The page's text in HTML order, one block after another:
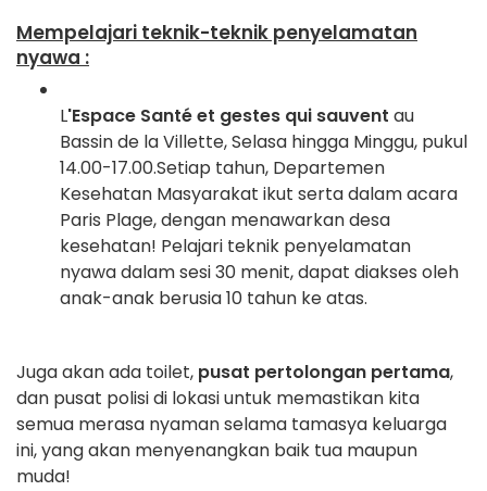
Mempelajari teknik-teknik penyelamatan
nyawa :
L'Espace Santé et gestes qui sauvent au
Bassin de la Villette, Selasa hingga Minggu, pukul
14.00-17.00.Setiap tahun, Departemen
Kesehatan Masyarakat ikut serta dalam acara
Paris Plage, dengan menawarkan desa
kesehatan! Pelajari teknik penyelamatan
nyawa dalam sesi 30 menit, dapat diakses oleh
anak-anak berusia 10 tahun ke atas.
Juga akan ada toilet, pusat pertolongan pertama,
dan pusat polisi di lokasi untuk memastikan kita
semua merasa nyaman selama tamasya keluarga
ini, yang akan menyenangkan baik tua maupun
muda!